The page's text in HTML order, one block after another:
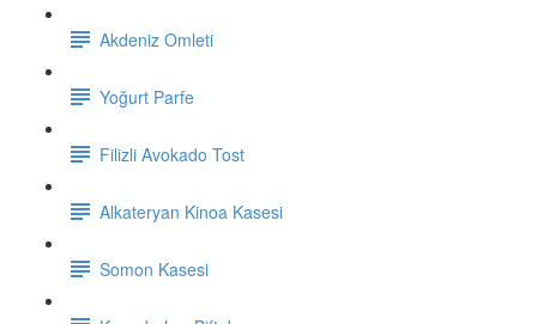
Akdeniz Omleti
Yoğurt Parfe
Filizli Avokado Tost
Alkateryan Kinoa Kasesi
Somon Kasesi